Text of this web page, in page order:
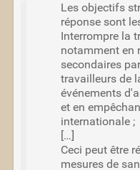
Les objectifs
réponse sont
Interrompre la
notamment en
secondaires
travailleurs de
événements
et en
internationale ;
[…]
Ceci peut être
mesures de